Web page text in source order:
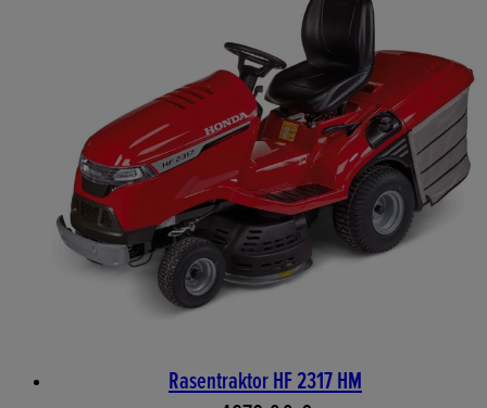
Rasentraktor HF 2317 HM